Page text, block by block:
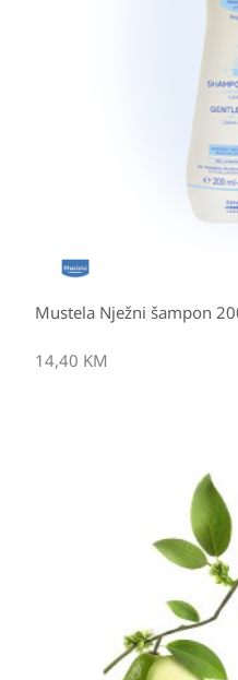
Mustela Nježni šampon
14,40 KM